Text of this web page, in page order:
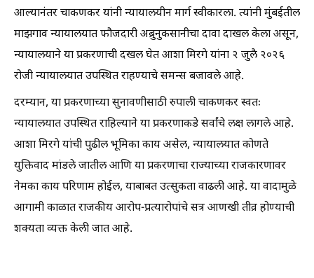
आल्यानंतर चाकणकर यांनी न्यायालयीन मार्ग स्वीकारला. त्यांनी मुंबईतील
माझगाव न्यायालयात फौजदारी अब्रुनुकसानीचा दावा दाखल केला असून,
न्यायालयाने या प्रकरणाची दखल घेत आशा मिरगे यांना २ जुलै २०२६
रोजी न्यायालयात उपस्थित राहण्याचे समन्स बजावले आहे.
दरम्यान, या प्रकरणाच्या सुनावणीसाठी रुपाली चाकणकर स्वतः
न्यायालयात उपस्थित राहिल्याने या प्रकरणाकडे सर्वांचे लक्ष लागले आहे.
आशा मिरगे यांची पुढील भूमिका काय असेल, न्यायालयात कोणते
युक्तिवाद मांडले जातील आणि या प्रकरणाचा राज्याच्या राजकारणावर
नेमका काय परिणाम होईल, याबाबत उत्सुकता वाढली आहे. या वादामुळे
आगामी काळात राजकीय आरोप-प्रत्यारोपांचे सत्र आणखी तीव्र होण्याची
शक्यता व्यक्त केली जात आहे.